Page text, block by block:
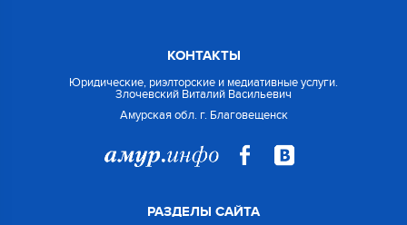
КОНТАКТЫ
Юридические, риэлторские и медиативные услуги.
Злочевский Виталий Васильевич
Амурская обл. г. Благовещенск
РАЗДЕЛЫ САЙТА